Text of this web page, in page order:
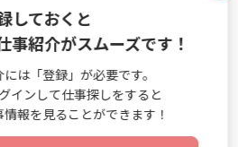
外） / 一般事務・OA事務 / データエ
フト)
しておくと
事紹介がスムーズです！
は「登録」が必要です。
インして仕事探しをすると
報を見ることができます！